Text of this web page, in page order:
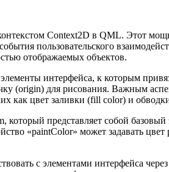
Context2D в QML. Этот
пользовательского
отображаемых объектов.
интерфейса, к которым
(origin) для рисования. Важным
как цвет заливки (fill color) и
представляет собой
«paintColor» может задавать
с элементами интерфейса